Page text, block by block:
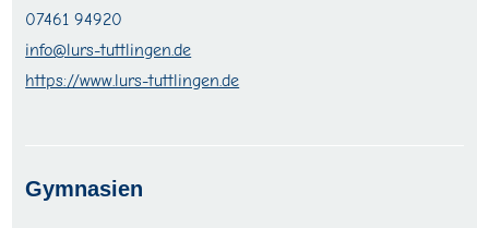
07461 94920
info@lurs-tuttlingen.de
https://www.lurs-tuttlingen.de
Gymnasien